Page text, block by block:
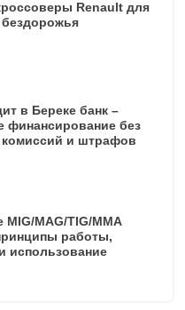
Renault для
бездорожья
в Береке банк –
финансирование без
и штрафов
MIG/MAG/TIG/MMA
работы,
использование